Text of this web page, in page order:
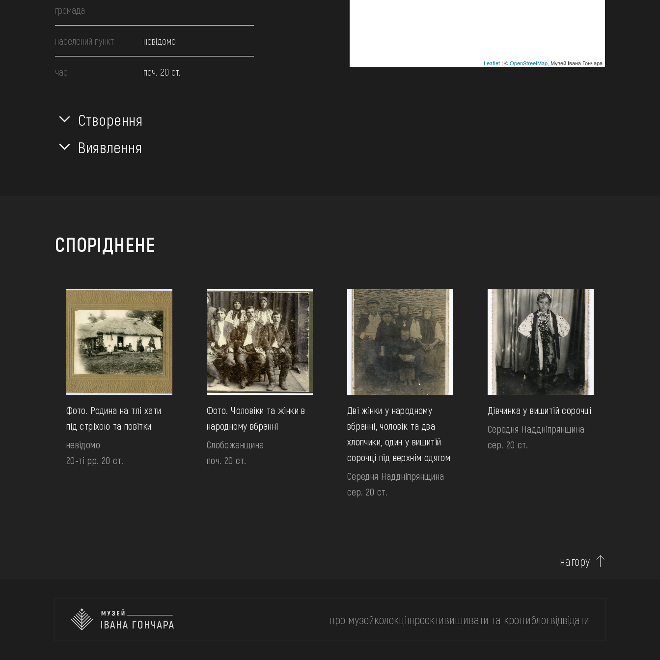
громада
населений пункт невідомо
час поч. 20 ст.
Leaflet | ©OpenStreetMap, Музей Івана Гончара
Створення
Виявлення
СПОРІДНЕНЕ
Фото. Родина на тлі хати
під стріхою та повітки
невідомо
20-ті рр. 20 ст.
Фото. Чоловіки та жінки в
народному вбранні
Слобожанщина
поч. 20 ст.
Дві жінки у народному
вбранні, чоловік та два
хлопчики, один у вишитій
сорочці під верхнім одягом
Середня Наддніпрянщина
сер. 20 ст.
Дівчинка у вишитій сорочці
Середня Наддніпрянщина
сер. 20 ст.
нагору
про музейколекціїпроєктивишивати та кроїтиблогвідвідати